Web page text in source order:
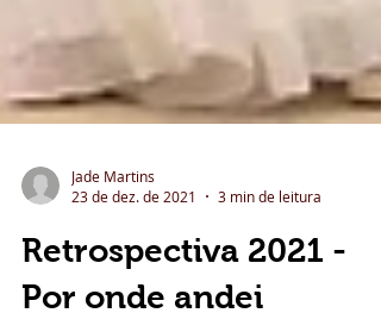
23 de dez. de 2021
3 min de leitura
Retrospectiva 2021 -